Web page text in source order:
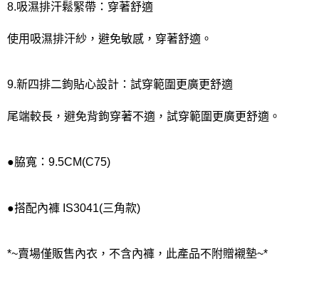
8.吸濕排汗鬆緊帶：穿著舒適
使用吸濕排汗紗，避免敏感，穿著舒適。
9.新四排二鉤貼心設計：試穿範圍更廣更舒適
尾端較長，避免背鉤穿著不適，試穿範圍更廣更舒適。
●脇寬：9.5CM(C75)
●搭配內褲 IS3041(三角款)
*~賣場僅販售內衣，不含內褲，此產品不附贈襯墊~*